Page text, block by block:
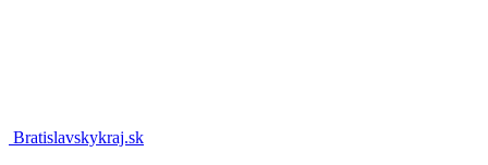
Bratislavskykraj.sk